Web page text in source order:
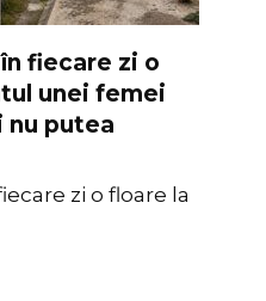
fiecare zi o
unei femei
putea
zi o floare la